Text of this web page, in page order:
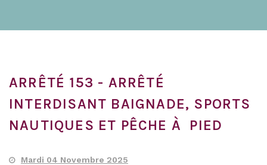
ARRÊTÉ 153 - ARRÊTÉ
INTERDISANT BAIGNADE, SPORTS
NAUTIQUES ET PÊCHE À PIED
Mardi 04 Novembre 2025